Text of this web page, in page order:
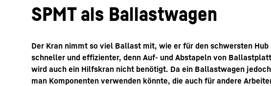
SPMT als Ballastwagen
Der Kran nimmt so viel Ballast mit, wie er für den schwersten
schneller und effizienter, denn Auf- und Abstapeln von
wird auch ein Hilfskran nicht benötigt. Da ein Ballastwagen
man Komponenten verwenden könnte, die auch für andere